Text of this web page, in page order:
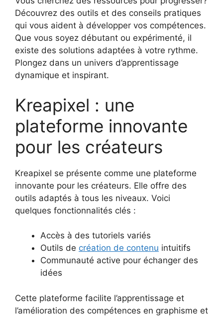
Découvrez des outils et des conseils pratiques
qui vous aident à développer vos compétences.
Que vous soyez débutant ou expérimenté, il
existe des solutions adaptées à votre rythme.
Plongez dans un univers d’apprentissage
dynamique et inspirant.
Kreapixel : une
plateforme innovante
pour les créateurs
Kreapixel se présente comme une plateforme
innovante pour les créateurs. Elle offre des
outils adaptés à tous les niveaux. Voici
quelques fonctionnalités clés :
Accès à des tutoriels variés
Outils de création de contenu intuitifs
Communauté active pour échanger des
idées
Cette plateforme facilite l’apprentissage et
l’amélioration des compétences en graphisme et